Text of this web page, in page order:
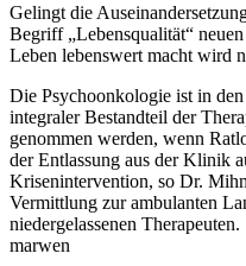
Gelingt die
Begriff „Lebensqualität“
Leben lebenswert macht wird
Die Psychoonkologie ist in
integraler Bestandteil der
genommen werden, wenn
der Entlassung aus der Klinik
Krisenintervention, so Dr.
Vermittlung zur ambulanten
niedergelassenen Therapeuten.
marwen